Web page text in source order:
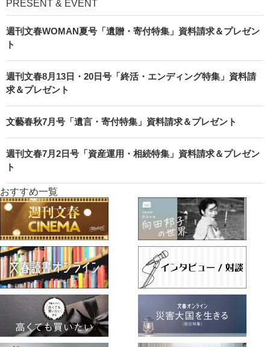
PRESENT & EVENT
週刊文春WOMAN夏号「遺贈・寄付特集」資料請求＆プレゼン
ト
週刊文春8月13日・20日号「終活・エンディング特集」資料請
求＆プレゼント
文藝春秋7月号「遺言・寄付特集」資料請求＆プレゼント
週刊文春7月2日号「資産運用・相続特集」資料請求＆プレゼン
ト
おすすめ一覧